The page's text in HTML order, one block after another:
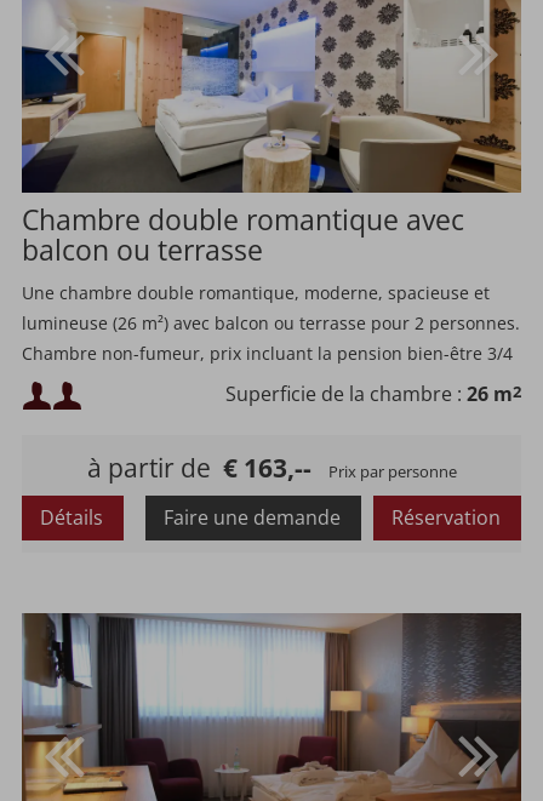
Chambre double romantique avec
balcon ou terrasse
Une chambre double romantique, moderne, spacieuse et
lumineuse (26 m²) avec balcon ou terrasse pour 2 personnes.
Chambre non-fumeur, prix incluant la pension bien-être 3/4
Occupation minimale :
Occupation maximale :
Superficie de la chambre : 26 m2
à partir de € 163,-- Prix par personne
Réservation
Faire une demande
Détails